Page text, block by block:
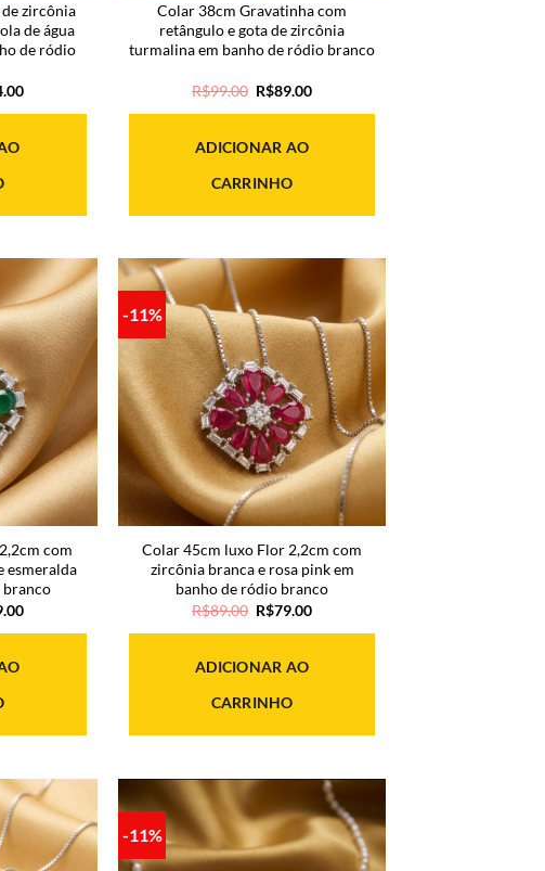
zircônia
de água
de ródio
O
atual
Colar 38cm Gravatinha com
retângulo e gota de zircônia
turmalina em banho de ródio branco
R$99.00 O
original
R$99.00.
R$89.00O
atual
ADICIONAR AO
CARRINHO
com
esmeralda
branco
O
atual
-11%
Colar 45cm luxo Flor 2,2cm com
zircônia branca e rosa pink em
banho de ródio branco
R$89.00 O
original
R$89.00.
R$79.00O
atual
ADICIONAR AO
CARRINHO
-11%